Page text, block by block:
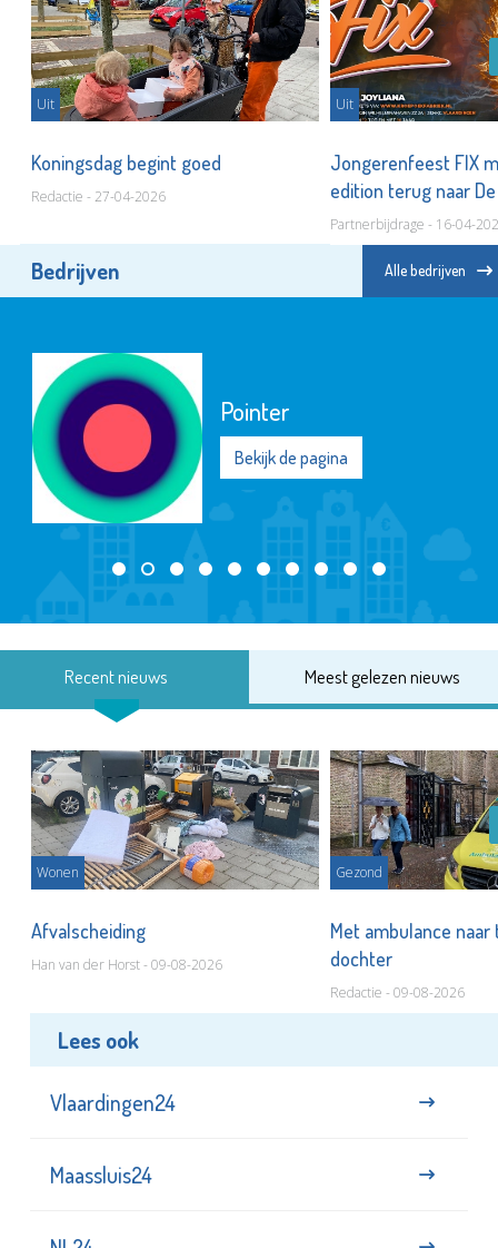
Uit
Koningsdag begint goed
Redactie - 27-04-2026
Uit
Jongerenfeest FIX
edition terug naar
Partnerbijdrage - 16-04-
Bedrijven Alle bedrijven
Pointer
Bekijk de pagina
Recent nieuws Meest gelezen nieuws
Wonen
Afvalscheiding
Han van der Horst - 09-08-2026
Gezond
Met ambulance
dochter
Redactie - 09-08-2026
Lees ook
Vlaardingen24
Maassluis24